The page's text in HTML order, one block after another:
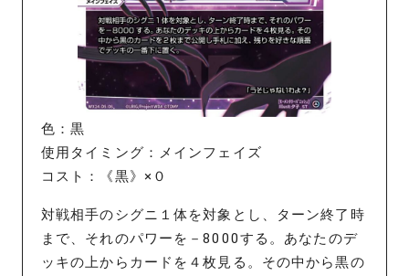
色：黒
使用タイミング：メインフェイズ
コスト：《黒》×０
対戦相手のシグニ１体を対象とし、ターン終了時
まで、それのパワーを－8000する。あなたのデ
ッキの上からカードを４枚見る。その中から黒の